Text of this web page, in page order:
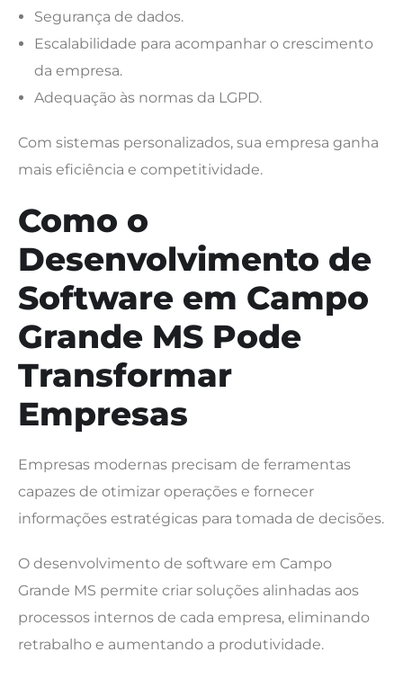
Segurança de dados.
Escalabilidade para acompanhar o crescimento
da empresa.
Adequação às normas da LGPD.
Com sistemas personalizados, sua empresa ganha
mais eficiência e competitividade.
Como o
Desenvolvimento de
Software em Campo
Grande MS Pode
Transformar
Empresas
Empresas modernas precisam de ferramentas
capazes de otimizar operações e fornecer
informações estratégicas para tomada de decisões.
O desenvolvimento de software em Campo
Grande MS permite criar soluções alinhadas aos
processos internos de cada empresa, eliminando
retrabalho e aumentando a produtividade.